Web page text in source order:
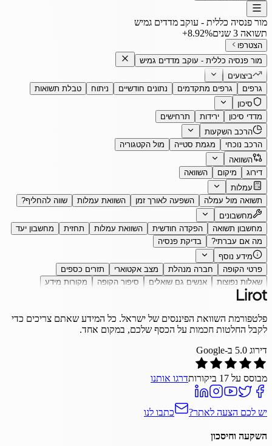
מור פנסיה כללית - עוקב מדדים גמיש
תשואה 3 שנים
‎+8.92%
הצטרפו
מור פנסיה כללית - עוקב מדדים גמיש
ביצועים
גרפים
גרפים מתקדמים נתונים חודשיים ניתוח
טבלת תשואות
סיכון
מדדי סיכון
ירידות
תרחישים
הרכב השקעות
הרכב נוכחי
מגמת סטייה
מול הקטגוריה
השוואה
דירוג
מיקום
השוואה
עמלות
תשואה מול עמלה
השפעה לאורך זמן השוואת עמלות
שווה להחליף?
מחשבונים
מחשבון תשואה
הפקדה חודשית השוואת עמלות תחזית
מחשבון יעד
מה אם עברתי?
בדיקת פנסיה
מידע נוסף
פרטי הקופה
חברה מנהלת מצב אקטוארי
תזרים כספים
שאלות נפוצות
אנשים גם שואלים סיפור הקופה מקורות מידע
פלטפורמת השוואת הפיננסים של ישראל. כל המידע שאתם צריכים כדי
לקבל החלטות חכמות על הכסף שלכם, במקום אחד.
דירוג 5.0 ב-Google
מבוסס על 17 ביקורותדרגו אותנו
יש לכם הצעה לאתר? כתבו לנו
השקעה וחיסכון